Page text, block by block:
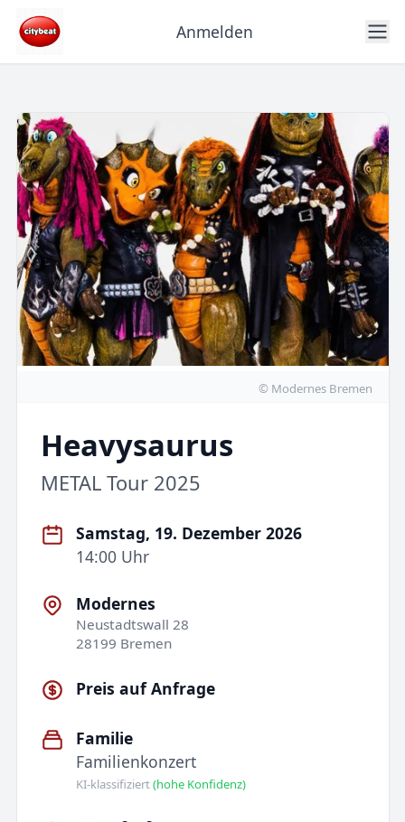
Anmelden
© Modernes Bremen
Heavysaurus
METAL Tour 2025
Samstag, 19. Dezember 2026
14:00 Uhr
Modernes
Neustadtswall 28
28199 Bremen
Preis auf Anfrage
Familie
Familienkonzert
KI-klassifiziert(hohe Konfidenz)